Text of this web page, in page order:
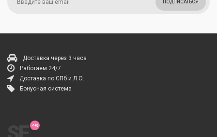
ПОДПИСАТЬСЯ
Доставка через 3 часа
Работаем 24/7
Доставка по СПб и Л.О.
Бонусная система